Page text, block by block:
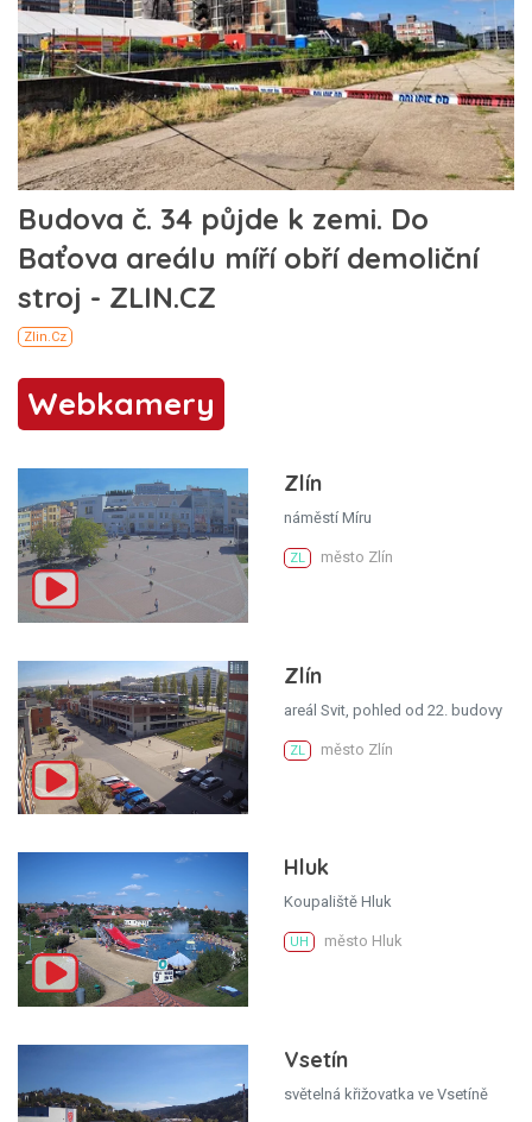
Webkamery
Zlín
náměstí Míru
ZL město Zlín
Zlín
areál Svit, pohled od 22. budovy
ZL město Zlín
Hluk
Koupaliště Hluk
UH město Hluk
Vsetín
světelná křižovatka ve Vsetíně